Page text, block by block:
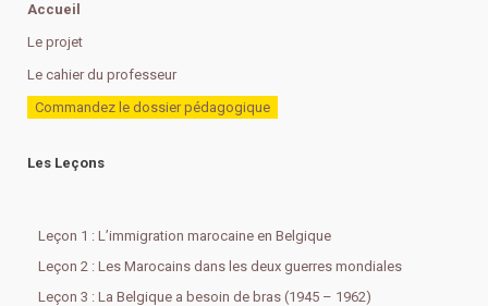
Accueil
Le projet
Le cahier du professeur
Commandez le dossier pédagogique
Les Leçons
Leçon 1 : L’immigration marocaine en Belgique
Leçon 2 : Les Marocains dans les deux guerres mondiales
Leçon 3 : La Belgique a besoin de bras (1945 – 1962)